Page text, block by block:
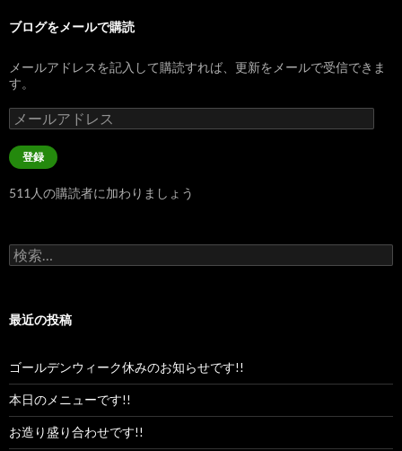
ブログをメールで購読
メールアドレスを記入して購読すれば、更新をメールで受信できま
す。
メ
ー
ル
ア
レ
登録
511人の購読者に加わりましょう
検
索:
最近の投稿
ゴールデンウィーク休みのお知らせです!!
本日のメニューです!!
お造り盛り合わせです!!